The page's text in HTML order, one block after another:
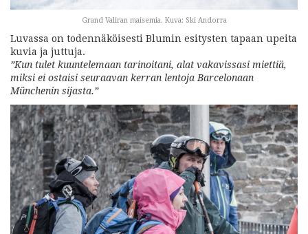
Grand Valiran maisemia. Kuva: Ski Andorra
Luvassa on todennäköisesti Blumin esitysten tapaan upeita
kuvia ja juttuja.
”Kun tulet kuuntelemaan tarinoitani, alat vakavissasi miettiä,
miksi ei ostaisi seuraavan kerran lentoja Barcelonaan
Münchenin sijasta.”